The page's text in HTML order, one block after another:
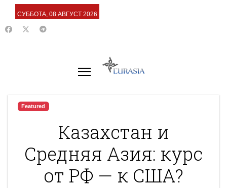
СУББОТА, 08 АВГУСТ 2026
Featured
Казахстан и
Средняя Азия: курс
от РФ — к США?